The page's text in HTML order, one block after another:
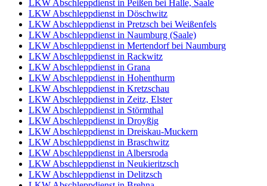
LKW Abschleppdienst in Peißen bei Halle, Saale
LKW Abschleppdienst in Döschwitz
LKW Abschleppdienst in Pretzsch bei Weißenfels
LKW Abschleppdienst in Naumburg (Saale)
LKW Abschleppdienst in Mertendorf bei Naumburg
LKW Abschleppdienst in Rackwitz
LKW Abschleppdienst in Grana
LKW Abschleppdienst in Hohenthurm
LKW Abschleppdienst in Kretzschau
LKW Abschleppdienst in Zeitz, Elster
LKW Abschleppdienst in Störmthal
LKW Abschleppdienst in Droyßig
LKW Abschleppdienst in Dreiskau-Muckern
LKW Abschleppdienst in Braschwitz
LKW Abschleppdienst in Albersroda
LKW Abschleppdienst in Neukieritzsch
LKW Abschleppdienst in Delitzsch